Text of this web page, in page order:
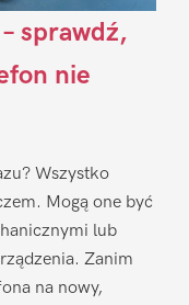
sprawdź,
nie
Wszystko
Mogą one być
lub
Zanim
na nowy,